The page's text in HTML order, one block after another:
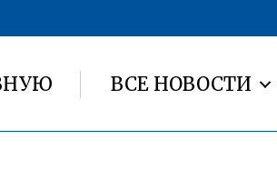
ВСЕ НОВОСТИ